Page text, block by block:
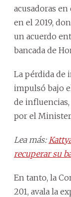
acusadoras
en el 2019,
un acuerdo
bancada de
La pérdida de
impulsó bajo
de
por el
Lea más:
recuperar su
En tanto, la
201, avala la